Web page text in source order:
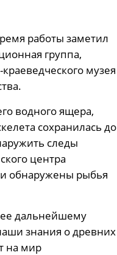
работы заметил
группа,
музея
водного ящера,
сохранилась до
следы
центра
обнаружены рыбья
ее дальнейшему
знания о древних
на мир